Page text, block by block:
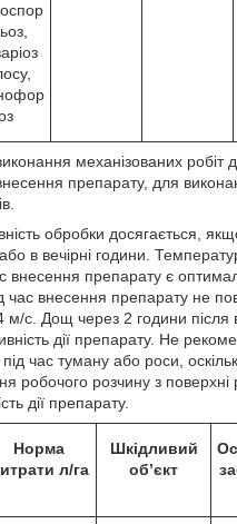
механізованих робіт
препарату, для
обробки досягається,
в вечірні години.
внесення препарату є
час внесення препарату не
м/с. Дощ через 2 години після
дії препарату. Не
час туману або роси,
робочого розчину з поверхні
дії препарату.
Норма
л/га
Шкідливий
об’єкт